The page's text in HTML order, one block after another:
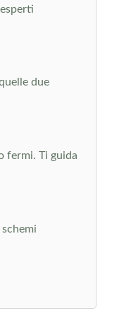
due
fermi. Ti guida